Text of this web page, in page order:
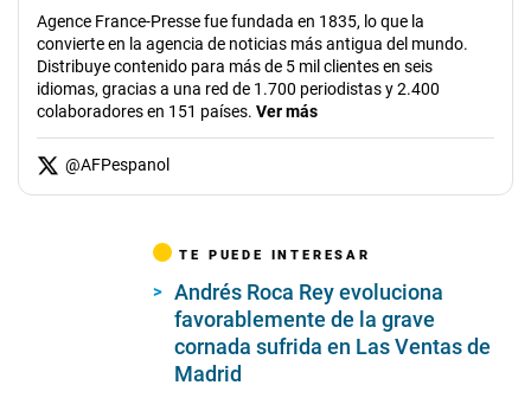
Agence France-Presse fue fundada en 1835, lo que la
convierte en la agencia de noticias más antigua del mundo.
Distribuye contenido para más de 5 mil clientes en seis
idiomas, gracias a una red de 1.700 periodistas y 2.400
colaboradores en 151 países. Ver más
@AFPespanol
TE PUEDE INTERESAR
Andrés Roca Rey evoluciona
favorablemente de la grave
cornada sufrida en Las Ventas de
Madrid